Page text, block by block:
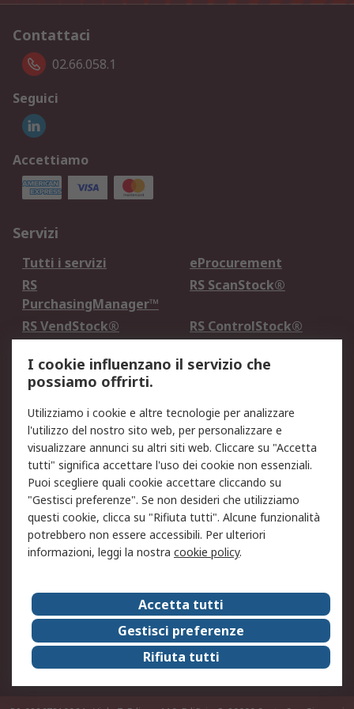
Contattaci
02.66.058.1
Seguici
Accettiamo
Servizi
Tutti i servizi
eProcurement
RS
PurchasingManager™
RS ScanStock®
RS VendStock®
RS ControlStock®
Legale
Informativa Cookie
Informativa Privacy -
Aggiornata
Email Security
Termini d'uso
Condizioni di vendita
Condizioni generali di
servizio
Etica e responsabilità
Chi Siamo
Chi Siamo
Contattaci
Supporto
ESG
Carriere
RS Group
Press Centre
Discovery: il Blog di RS
I cookie influenzano il servizio che
possiamo offrirti.
Utilizziamo i cookie e altre tecnologie per analizzare
l'utilizzo del nostro sito web, per personalizzare e
visualizzare annunci su altri siti web. Cliccare su "Accetta
tutti" significa accettare l'uso dei cookie non essenziali.
Puoi scegliere quali cookie accettare cliccando su
"Gestisci preferenze". Se non desideri che utilizziamo
questi cookie, clicca su "Rifiuta tutti". Alcune funzionalità
potrebbero non essere accessibili. Per ulteriori
informazioni, leggi la nostra cookie policy.
Accetta tutti
Gestisci preferenze
Rifiuta tutti